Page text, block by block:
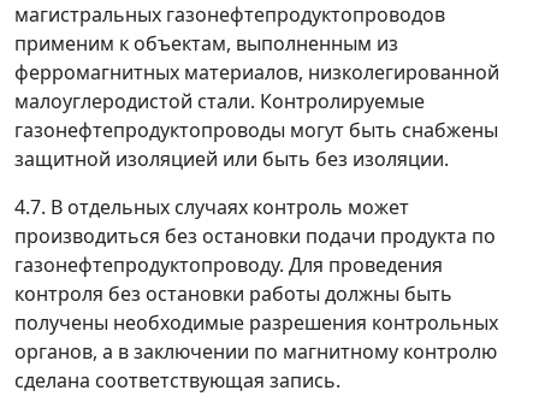
магистральных газонефтепродуктопроводов
применим к объектам, выполненным из
ферромагнитных материалов, низколегированной
малоуглеродистой стали. Контролируемые
газонефтепродуктопроводы могут быть снабжены
защитной изоляцией или быть без изоляции.
4.7. В отдельных случаях контроль может
производиться без остановки подачи продукта по
газонефтепродуктопроводу. Для проведения
контроля без остановки работы должны быть
получены необходимые разрешения контрольных
органов, а в заключении по магнитному контролю
сделана соответствующая запись.